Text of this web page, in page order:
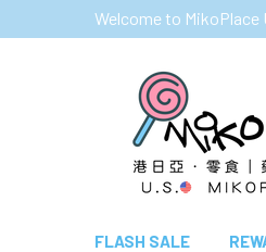
Welcome to
FLASH SALE